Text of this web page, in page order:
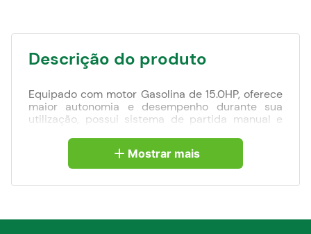
Descrição do produto
Equipado com motor Gasolina de 15.0HP, oferece
maior autonomia e desempenho durante sua
utilização, possui sistema de partida manual e
maior conforto ao operador, motor monofásico
bivolt 110 e 220V com Potência Máxima de 7.2KVA
com tanque de 25 litros proporcionando até 12
permite uma operação econômica, praticidade
Mostrar mais